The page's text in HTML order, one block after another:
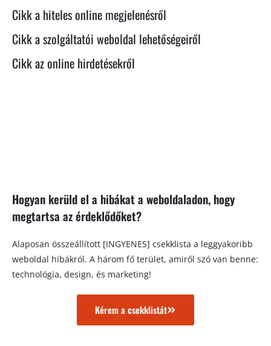
Cikk a hiteles online megjelenésről
Cikk a szolgáltatói weboldal lehetőségeiről
Cikk az online hirdetésekről
Hogyan kerüld el a hibákat a weboldaladon, hogy
megtartsa az érdeklődőket?
Alaposan összeállított [INGYENES] csekklista a leggyakoribb
weboldal hibákról. A három fő terület, amiről szó van benne:
technológia, design, és marketing!
Kérem a csekklistát